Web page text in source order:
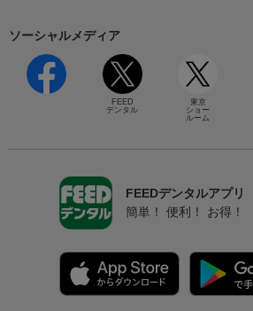
ソーシャルメディア
FEED
デンタル
東京
ショー
ルーム
FEEDデンタルアプリ
簡単！ 便利！ お得！